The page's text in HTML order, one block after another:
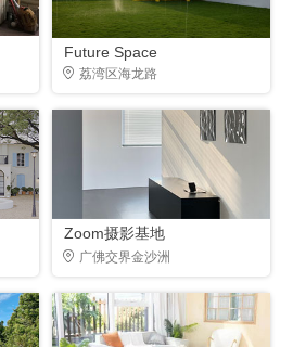
Future Space
荔湾区海龙路
Zoom摄影基地
广佛交界金沙洲